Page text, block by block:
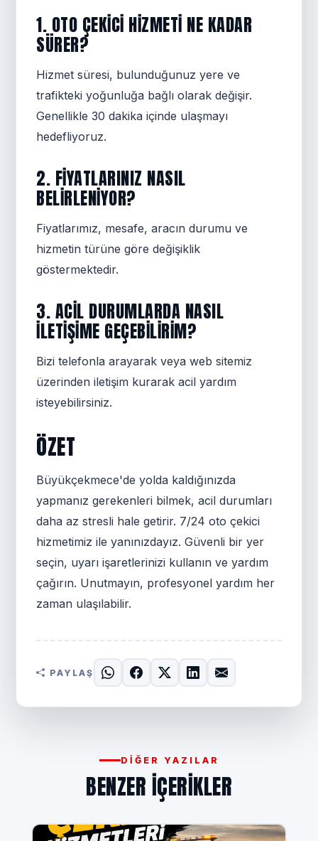
1. OTO ÇEKICI HIZMETI NE KADAR
SÜRER?
Hizmet süresi, bulunduğunuz yere ve
trafikteki yoğunluğa bağlı olarak değişir.
Genellikle 30 dakika içinde ulaşmayı
hedefliyoruz.
2. FIYATLARINIZ NASIL
BELIRLENIYOR?
Fiyatlarımız, mesafe, aracın durumu ve
hizmetin türüne göre değişiklik
göstermektedir.
3. ACIL DURUMLARDA NASIL
ILETIŞIME GEÇEBILIRIM?
Bizi telefonla arayarak veya web sitemiz
üzerinden iletişim kurarak acil yardım
isteyebilirsiniz.
ÖZET
Büyükçekmece'de yolda kaldığınızda
yapmanız gerekenleri bilmek, acil durumları
daha az stresli hale getirir. 7/24 oto çekici
hizmetimiz ile yanınızdayız. Güvenli bir yer
seçin, uyarı işaretlerinizi kullanın ve yardım
çağırın. Unutmayın, profesyonel yardım her
zaman ulaşılabilir.
PAYLAŞ
DIĞER YAZILAR
BENZER IÇERIKLER